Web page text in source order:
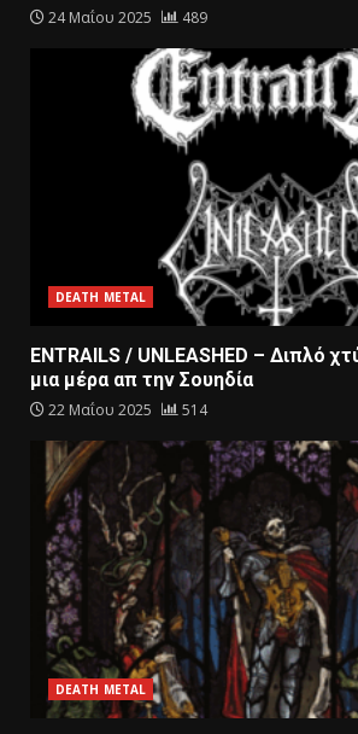
24 Μαΐου 2025 489
DEATH METAL
ENTRAILS / UNLEASHED – Διπλό
μια μέρα απ την Σουηδία
22 Μαΐου 2025 514
DEATH METAL